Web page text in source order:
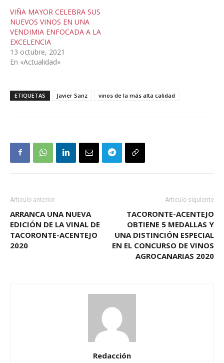
VIÑA MAYOR CELEBRA SUS
NUEVOS VINOS EN UNA
VENDIMIA ENFOCADA A LA
EXCELENCIA
13 octubre, 2021
En «Actualidad»
ETIQUETAS Javier Sanz vinos de la más alta calidad
Artículo anterior
ARRANCA UNA NUEVA
EDICIÓN DE LA VINAL DE
TACORONTE-ACENTEJO
2020
Artículo siguiente
TACORONTE-ACENTEJO
OBTIENE 5 MEDALLAS Y
UNA DISTINCIÓN ESPECIAL
EN EL CONCURSO DE VINOS
AGROCANARIAS 2020
Redacción